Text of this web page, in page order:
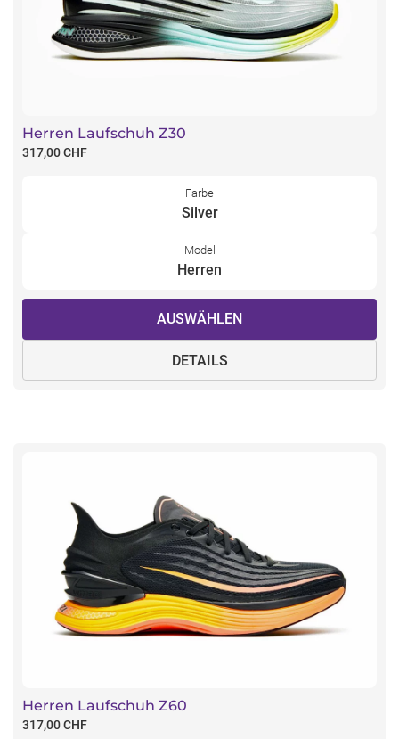
Herren Laufschuh Z30
317,00 CHF
Farbe
Silver
Model
Herren
AUSWÄHLEN
DETAILS
Herren Laufschuh Z60
317,00 CHF